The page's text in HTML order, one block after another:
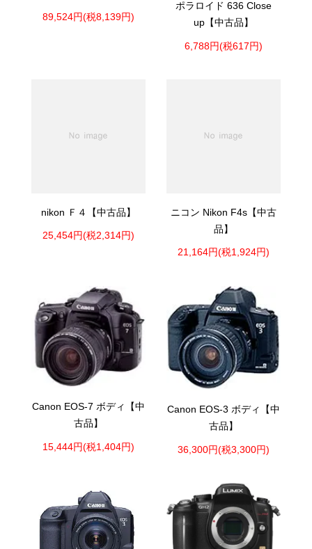
89,524円(税8,139円)
ポラロイド 636 Close
up【中古品】
6,788円(税617円)
nikon Ｆ４【中古品】
25,454円(税2,314円)
ニコン Nikon F4s【中古
品】
21,164円(税1,924円)
Canon EOS-7 ボディ【中
古品】
15,444円(税1,404円)
Canon EOS-3 ボディ【中
古品】
36,300円(税3,300円)